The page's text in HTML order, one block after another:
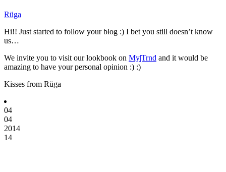
Rüga
Hi!! Just started to follow your blog :) I bet you still doesn’t know
us…
We invite you to visit our lookbook on My|Trnd and it would be
amazing to have your personal opinion :) :)
Kisses from Rüga
04
04
2014
14